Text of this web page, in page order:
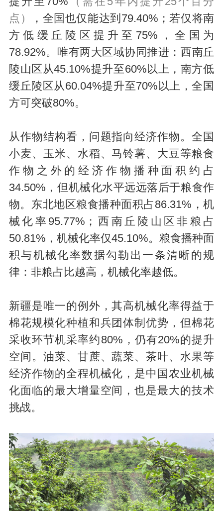
点）
，全国也仅能达到79.40%；若仅将南
方低缓丘陵区提升至75%，全国为
78.92%。唯有两大区域协同推进：西南丘
陵山区从45.10%提升至60%以上，南方低
缓丘陵区从60.04%提升至70%以上，全国
方可突破80%。
从作物结构看，问题指向经济作物。全国
小麦、玉米、水稻、马铃薯、大豆等粮食
作物之外的经济作物播种面积约占
34.50%，但机械化水平远远落后于粮食作
物。东北地区粮食播种面积占86.31%，机
械化率95.77%；西南丘陵山区非粮占
50.81%，机械化率仅45.10%。粮食播种面
积与机械化率数据勾勒出一条清晰的规
律：非粮占比越高，机械化率越低。
新疆是唯一的例外，其高机械化率得益于
棉花规模化种植和兵团体制优势，但棉花
采收环节机采率约80%，仍有20%的提升
空间。油菜、甘蔗、蔬菜、茶叶、水果等
经济作物的全程机械化，是中国农业机械
化面临的最大增量空间，也是最大的技术
挑战。